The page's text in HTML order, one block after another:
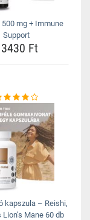
500 mg + Immune
Support
Ft
kapszula – Reishi,
Lion’s Mane 60 db